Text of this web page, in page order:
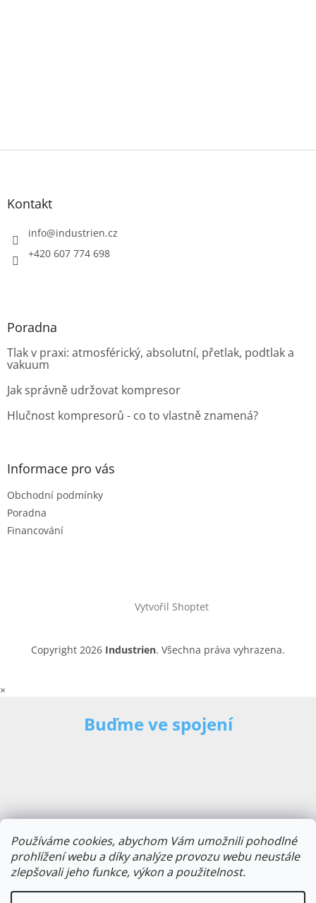
Používáme cookies, abychom Vám umožnili pohodlné
prohlížení webu a díky analýze provozu webu neustále
zlepšovali jeho funkce, výkon a použitelnost.
Z
Kontakt
info@industrien.cz
+420 607 774 698
Poradna
Tlak v praxi: atmosférický, absolutní, přetlak, podtlak a
vakuum
Jak správně udržovat kompresor
Hlučnost kompresorů - co to vlastně znamená?
Informace pro vás
Obchodní podmínky
Poradna
Financování
Vytvořil Shoptet
Copyright 2026 Industrien. Všechna práva vyhrazena.
×
Buďme ve spojení
E-mailová adresa